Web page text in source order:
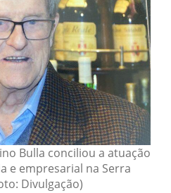
Bulla conciliou a atuação
e empresarial na Serra
Divulgação)